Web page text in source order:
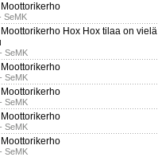
SeMK
Hox Hox tilaa on vielä
SeMK
SeMK
SeMK
SeMK
SeMK